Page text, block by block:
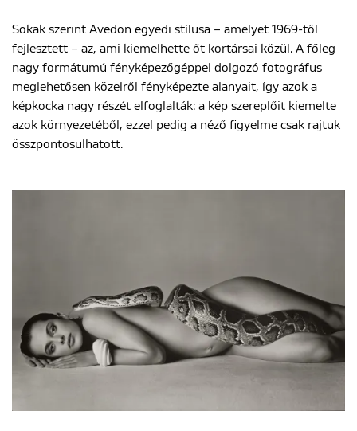
Sokak szerint Avedon egyedi stílusa – amelyet 1969-től
fejlesztett – az, ami kiemelhette őt kortársai közül. A főleg
nagy formátumú fényképezőgéppel dolgozó fotográfus
meglehetősen közelről fényképezte alanyait, így azok a
képkocka nagy részét elfoglalták: a kép szereplőit kiemelte
azok környezetéből, ezzel pedig a néző figyelme csak rajtuk
összpontosulhatott.